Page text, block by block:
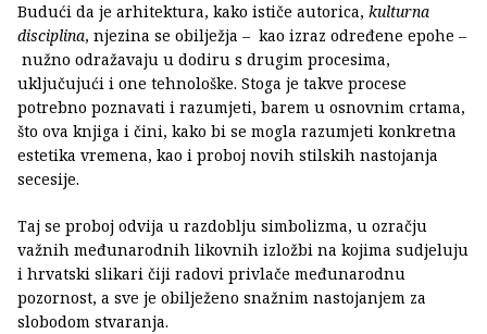
Budući da je arhitektura, kako ističe autorica, kulturna
disciplina, njezina se obilježja – kao izraz određene epohe –
nužno odražavaju u dodiru s drugim procesima,
uključujući i one tehnološke. Stoga je takve procese
potrebno poznavati i razumjeti, barem u osnovnim crtama,
što ova knjiga i čini, kako bi se mogla razumjeti konkretna
estetika vremena, kao i proboj novih stilskih nastojanja
secesije.
Taj se proboj odvija u razdoblju simbolizma, u ozračju
važnih međunarodnih likovnih izložbi na kojima sudjeluju
i hrvatski slikari čiji radovi privlače međunarodnu
pozornost, a sve je obilježeno snažnim nastojanjem za
slobodom stvaranja.